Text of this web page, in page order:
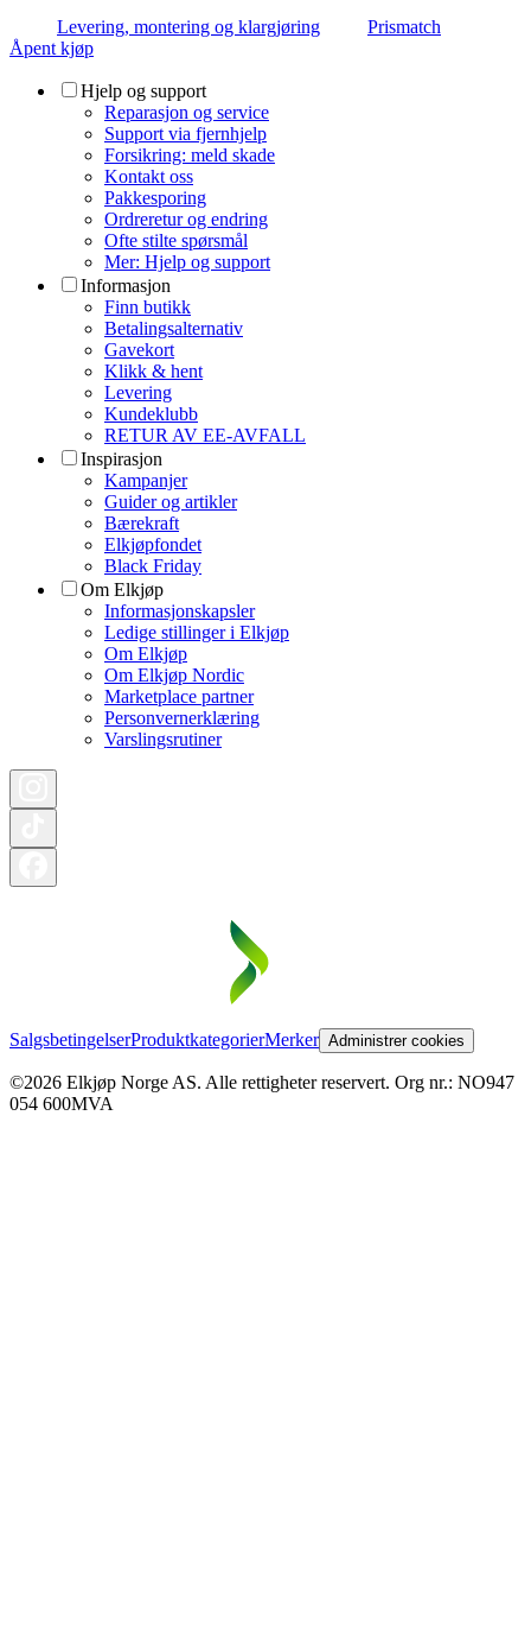
Levering, montering og klargjøring
Prismatch
Åpent kjøp
Hjelp og support
Reparasjon og service
Support via fjernhjelp
Forsikring: meld skade
Kontakt oss
Pakkesporing
Ordreretur og endring
Ofte stilte spørsmål
Mer: Hjelp og support
Informasjon
Finn butikk
Betalingsalternativ
Gavekort
Klikk & hent
Levering
Kundeklubb
RETUR AV EE-AVFALL
Inspirasjon
Kampanjer
Guider og artikler
Bærekraft
Elkjøpfondet
Black Friday
Om Elkjøp
Informasjonskapsler
Ledige stillinger i Elkjøp
Om Elkjøp
Om Elkjøp Nordic
Marketplace partner
Personvernerklæring
Varslingsrutiner
SalgsbetingelserProduktkategorierMerker Administrer cookies
©2026 Elkjøp Norge AS. Alle rettigheter reservert. Org nr.: NO947
054 600MVA